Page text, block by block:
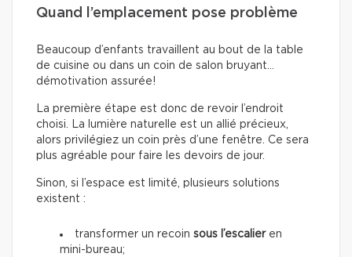
Quand l’emplacement pose problème
Beaucoup d’enfants travaillent au bout de la table
de cuisine ou dans un coin de salon bruyant…
démotivation assurée!
La première étape est donc de revoir l’endroit
choisi. La lumière naturelle est un allié précieux,
alors privilégiez un coin près d’une fenêtre. Ce sera
plus agréable pour faire les devoirs de jour.
Sinon, si l’espace est limité, plusieurs solutions
existent :
transformer un recoin sous l’escalieren
mini-bureau;